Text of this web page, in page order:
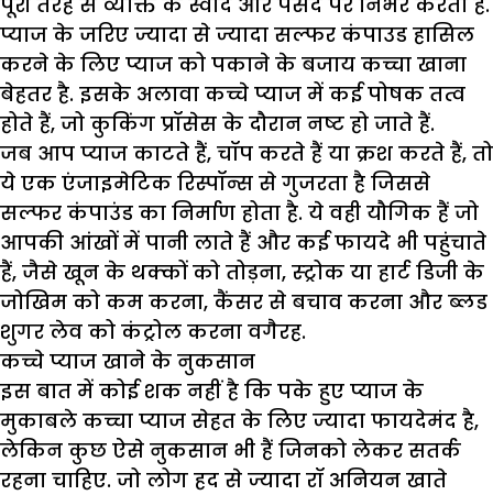
प्याज के जरिए ज्यादा से ज्यादा सल्फर कंपाउड हासिल
करने के लिए प्याज को पकाने के बजाय कच्चा खाना
बेहतर है. इसके अलावा कच्चे प्याज में कई पोषक तत्व
होते हैं, जो कुकिंग प्रॉसेस के दौरान नष्ट हो जाते हैं.
जब आप प्याज काटते हैं, चॉप करते हैं या क्रश करते हैं, तो
ये एक एंजाइमेटिक रिस्पॉन्स से गुजरता है जिससे
सल्फर कंपाउंड का निर्माण होता है. ये वही यौगिक हैं जो
आपकी आंखों में पानी लाते हैं और कई फायदे भी पहुंचाते
हैं, जैसे खून के थक्कों को तोड़ना, स्ट्रोक या हार्ट डिजी के
जोखिम को कम करना, कैंसर से बचाव करना और ब्लड
शुगर लेव को कंट्रोल करना वगैरह.
कच्चे प्याज खाने के नुकसान
इस बात में कोई शक नहीं है कि पके हुए प्याज के
मुकाबले कच्चा प्याज सेहत के लिए ज्यादा फायदेमंद है,
लेकिन कुछ ऐसे नुकसान भी हैं जिनको लेकर सतर्क
रहना चाहिए. जो लोग हद से ज्यादा रॉ अनियन खाते